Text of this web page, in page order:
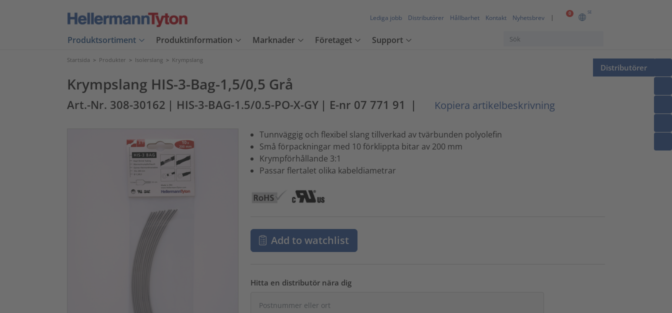
0 SE
Lediga jobb Distributörer Hållbarhet Kontakt Nyhetsbrev
Produktsortiment Produktinformation Marknader Företaget Support
Distributörer
Startsida > Produkter > Isolerslang > Krympslang
Krympslang HIS-3-Bag-1,5/0,5 Grå
Art.-Nr. 308-30162 | HIS-3-BAG-1.5/0.5-PO-X-GY | E-nr 07 771 91 | Kopiera artikelbeskrivning
Tunnväggig och flexibel slang tillverkad av tvärbunden polyolefin
Små förpackningar med 10 förklippta bitar av 200 mm
Krympförhållande 3:1
Passar flertalet olika kabeldiametrar
Add to watchlist
Hitta en distributör nära dig